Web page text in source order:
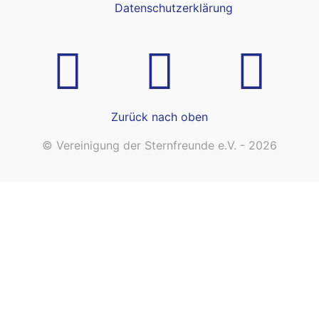
Datenschutzerklärung
Zurück nach oben
© Vereinigung der Sternfreunde e.V. - 2026